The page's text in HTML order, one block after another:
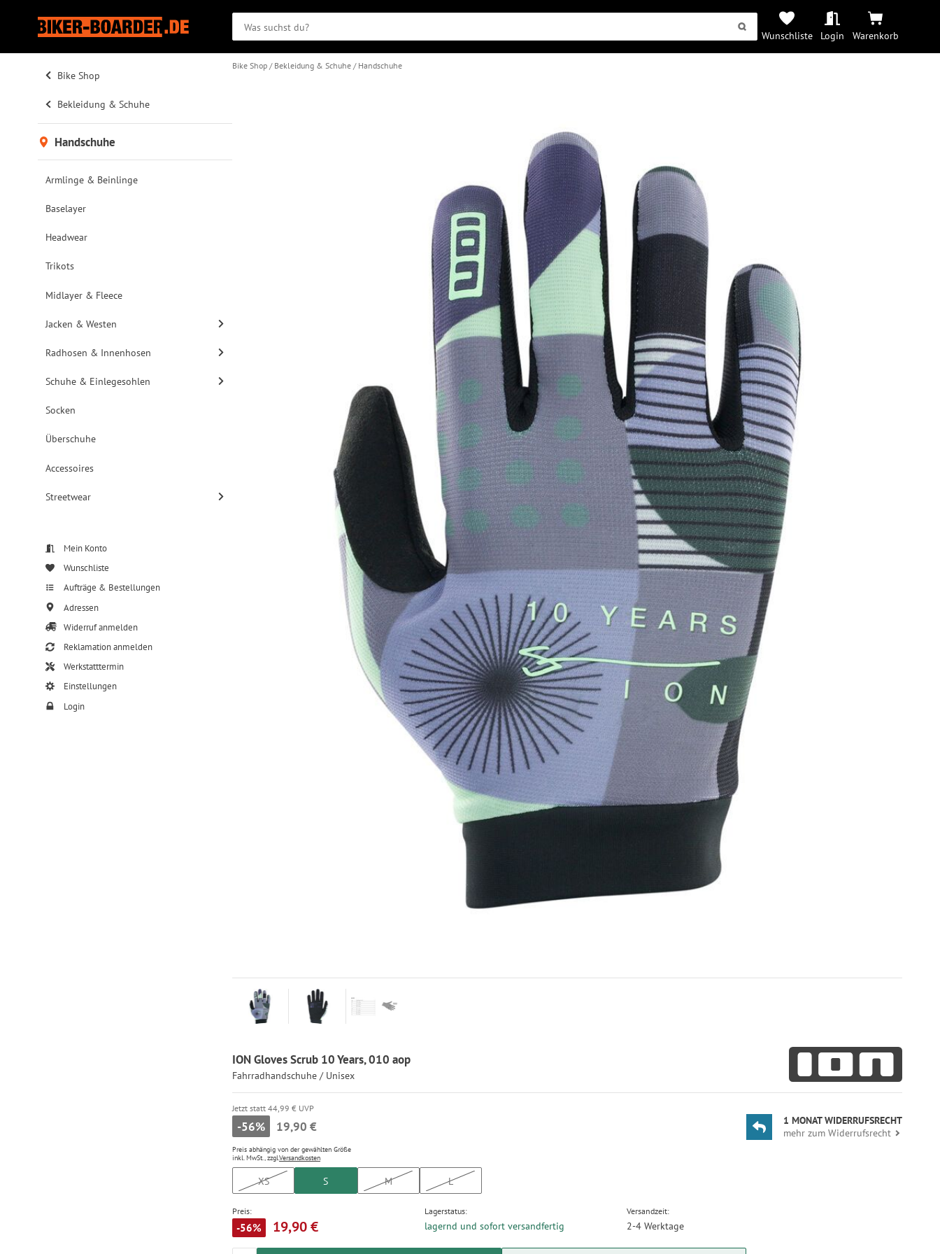
Wunschliste Login Warenkorb
Bike Shop
Bekleidung & Schuhe
Handschuhe
Armlinge & Beinlinge
Baselayer
Headwear
Trikots
Midlayer & Fleece
Jacken & Westen
Radhosen & Innenhosen
Schuhe & Einlegesohlen
Socken
Überschuhe
Accessoires
Streetwear
Mein Konto
Wunschliste
Aufträge & Bestellungen
Adressen
Widerruf anmelden
Reklamation anmelden
Werkstatttermin
Einstellungen
Login
Bike Shop Bekleidung & Schuhe Handschuhe
ION Gloves Scrub 10 Years, 010 aop
Fahrradhandschuhe / Unisex
Jetzt statt 44,99 € UVP
-56% 19,90 €
Preis abhängig von der gewählten Größe
inkl. MwSt., zzgl.Versandkosten
XS S M L
Preis:
-56% 19,90 €
Lagerstatus:
lagernd und sofort versandfertig
Versandzeit:
2-4 Werktage
1 MONAT WIDERRUFSRECHT
mehr zum Widerrufsrecht